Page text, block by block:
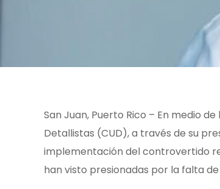
San Juan, Puerto Rico – En medio
Detallistas (CUD), a través de su
implementación del controvertido
han visto presionadas por la falta